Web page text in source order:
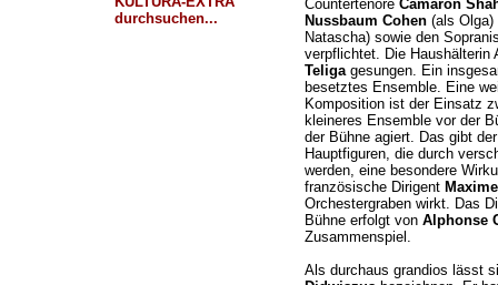
durchsuchen...
Countertenöre Camaron
Nussbaum Cohen(als Olga)
Natascha) sowie den
verpflichtet. Die
Teligagesungen. Ein
besetztes Ensemble. Eine
Komposition ist der Einsatz
kleineres Ensemble vor der
der Bühne agiert. Das gibt
Hauptfiguren, die durch
werden, eine besondere
französische Dirigent
Orchestergraben wirkt. Das
Bühne erfolgt von Alphonse
Zusammenspiel.
Als durchaus grandios lässt